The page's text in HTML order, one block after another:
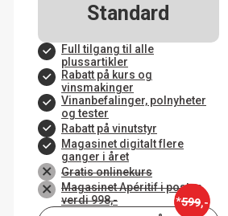
Standard
Full tilgang til alle
plussartikler
Rabatt på kurs og
vinsmakinger
Vinanbefalinger, polnyheter
og tester
Rabatt på vinutstyr
Magasinet digitalt flere
ganger i året
Gratis onlinekurs
Magasinet Apéritif i posten
verdi 998,-
*599,-